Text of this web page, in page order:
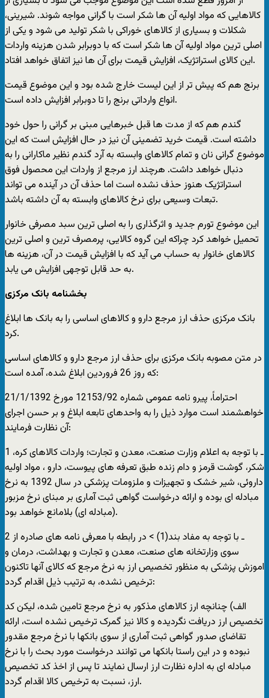
کالاهایی که مواد اولیه آن ها شکر است با گرانی مواجه شوند. شیرینی،
شکلات و بسیاری از کالاهای خوراکی با شکر تولید می شود و یکی از
اصلی ترین مواد اولیه آن ها شکر است که با دوبرابر شدن هزینه واردات
این کالای استراتژیک، افزایش قیمت برای آن ها نیز اتفاق خواهد افتاد.
برنج هم که پیش تر از این لیست خارج شده بود و این موضوع قیمت
انواع وارداتی برنج را تا دوبرابر افزایش داده است.
گندم هم که از مدت ها قبل خبرهایی مبنی بر گرانی را حول خود
داشته است. قیمت خرید تضمینی آن نیز در حال افزایش است که این
موضوع گرانی نان و تمام کالاهای وابسته به آرد گندم نظیر ماکارانی را به
دنبال خواهد داشت. هرچند ارز مرجع از واردات این محصول فوق
استراتژیک هنوز حذف نشده است اما حذف آن در آینده می تواند
تبعات وسیعی برای نرخ کالاهای وابسته به آن داشته باشد.
این موضوع تورم جدید و اثرگذاری را به اصلی ترین سبد مصرفی خانوار
تحمیل خواهد کرد چراکه این گروه کالایی، پرمصرف ترین و اصلی ترین
کالاهای خانوار به حساب می آید که با افزایش قیمت در آن، هزینه ها
به حد قابل توجهی افزایش می یابد.
بخشنامه بانک مرکزی
بانک مرکزی حذف ارز مرجع دارو و کالاهای اساسی را به بانک ها ابلاغ
کرد.
در متن مصوبه بانک مرکزی برای حذف ارز مرجع دارو و کالاهای اساسی
که روز 26 فروردین ابلاغ شده، آمده است:
احتراماً، پیرو نامه عمومی شماره 12153/92 مورخ 21/1/1392
خواهشمند است موارد ذیل را به واحدهای تابعه ابلاغ و بر حسن اجرای
آن نظارت فرمایند:
1 ـ با توجه به اعلام وزارت صنعت، معدن و تجارت؛ واردات کالاهای کره،
شکر، گوشت قرمز و دام زنده طبق تعرفه های پیوست، دارو ، مواد اولیه
داروئی، شیر خشک و تجهیزات و ملزومات پزشکی در سال 1392 به نرخ
مبادله ای بوده و ارائه درخواست گواهی ثبت آماری بر مبنای نرخ مزبور
(مبادله ای) بلامانع خواهد بود.
2 ـ با توجه به مفاد بند(1) > در رابطه با معرفی نامه های صادره از
سوی وزارتخانه های صنعت، معدن و تجارت و بهداشت، درمان و
اموزش پزشکی به منظور تخصیص ارز به نرخ مرجع که کالای آنها تاکنون
ترخیص نشده، به ترتیب ذیل اقدام گردد:
الف) چنانچه ارز کالاهای مذکور به نرخ مرجع تامین شده، لیکن کد
تخصیص ارز دریافت نگردیده و کالا نیز گمرک ترخیص نشده است، ارائه
تقاضای صدور گواهی ثبت آماری از سوی بانکها با نرخ مرجع مقدور
نبوده و در این راستا بانکها می توانند درخواست مورد بحث را با نرخ
مبادله ای به اداره نظارت ارز ارسال نمایند تا پس از اخذ کد تخصیص
ارز، نسبت به ترخیص کالا اقدام گردد.